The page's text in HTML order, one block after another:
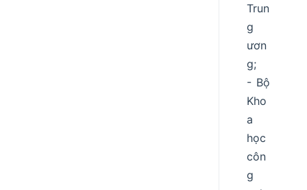
Trun
g
ươn
g;
- Bộ
Kho
a
học
côn
g